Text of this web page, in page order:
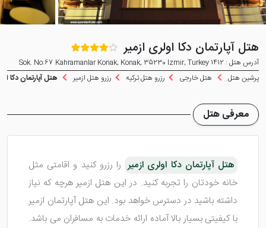
هتل آپارتمان دکا اولری ازمیر
آدرس هتل : 1412 Sok. No:67 Kahramanlar Konak, Konak, 35230 Izmir, Turkey
پرشین هتل
هتل خارجی رزرو هتل ترکیه رزرو هتل ازمیر هتل آپارتمان دکا
معرفی هتل
هتل آپارتمان دکا اولری ازمیر را رزرو کنید و اقامتی مثل
خانه خودتان را تجربه کنید. در این هتل ازمیر هرچه که نیاز
داشته باشید در دسترس خواهد بود. این هتل آپارتمان ازمیر
با کیفیتی بسیار بالا آماده ارائه خدمات به مسافران می باشد.